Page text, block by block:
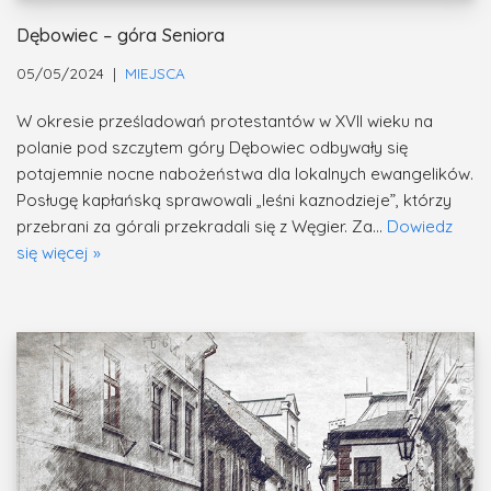
Dębowiec – góra Seniora
05/05/2024 MIEJSCA
W okresie prześladowań protestantów w XVII wieku na
polanie pod szczytem góry Dębowiec odbywały się
potajemnie nocne nabożeństwa dla lokalnych ewangelików.
Posługę kapłańską sprawowali „leśni kaznodzieje”, którzy
przebrani za górali przekradali się z Węgier. Za… Dowiedz
się więcej »